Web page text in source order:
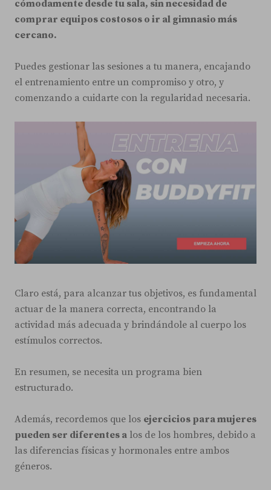
cómodamente desde tu sala, sin necesidad de
comprar equipos costosos o ir al gimnasio más
cercano.
Puedes gestionar las sesiones a tu manera, encajando
el entrenamiento entre un compromiso y otro, y
comenzando a cuidarte con la regularidad necesaria.
Claro está, para alcanzar tus objetivos, es fundamental
actuar de la manera correcta, encontrando la
actividad más adecuada y brindándole al cuerpo los
estímulos correctos.
En resumen, se necesita un programa bien
estructurado.
Además, recordemos que los ejercicios para mujeres
pueden ser diferentes a los de los hombres, debido a
las diferencias físicas y hormonales entre ambos
géneros.